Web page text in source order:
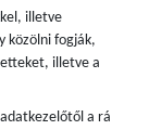
illetve
közölni fogják,
illetve a
a rá